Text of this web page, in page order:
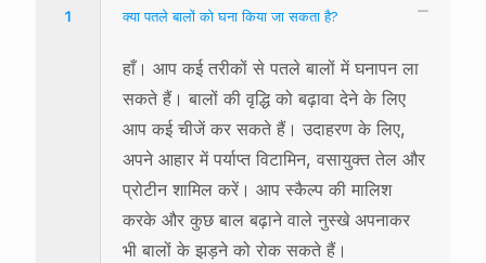
1 क्या पतले बालों को घना किया जा सकता है?
हाँ। आप कई तरीकों से पतले बालों में घनापन ला
सकते हैं। बालों की वृद्धि को बढ़ावा देने के लिए
आप कई चीजें कर सकते हैं। उदाहरण के लिए,
अपने आहार में पर्याप्त विटामिन, वसायुक्त तेल और
प्रोटीन शामिल करें। आप स्कैल्प की मालिश
करके और कुछ बाल बढ़ाने वाले नुस्खे अपनाकर
भी बालों के झड़ने को रोक सकते हैं।